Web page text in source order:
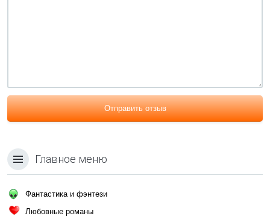
Отправить отзыв
Главное меню
Фантастика и фэнтези
Любовные романы